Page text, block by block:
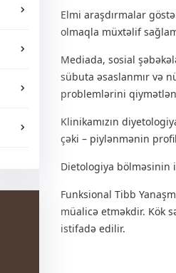
Elmi araşdırmalar
olmaqla müxtəlif
Mediada, sosial
sübuta əsaslanmır və
problemlərini
Klinikamızın
çəki – piylənmənin
Dietologiya bölməsinin
Funksional Tibb
müalicə etməkdir. Kök
istifadə edilir.